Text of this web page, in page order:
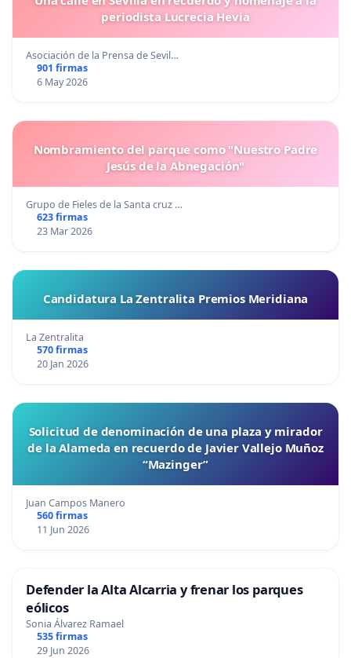
periodista Lucrecia Hevia
Asociación de la Prensa de Sevil…
901 firmas
6 May 2026
Nombramiento del parque como "Nuestro Padre
Jesús de la Abnegación"
Grupo de Fieles de la Santa cruz …
623 firmas
23 Mar 2026
Candidatura La Zentralita Premios Meridiana
La Zentralita
570 firmas
20 Jan 2026
Solicitud de denominación de una plaza y mirador
de la Alameda en recuerdo de Javier Vallejo Muñoz
“Mazinger”
Juan Campos Manero
560 firmas
11 Jun 2026
Defender la Alta Alcarria y frenar los parques
eólicos
Sonia Álvarez Ramael
535 firmas
29 Jun 2026